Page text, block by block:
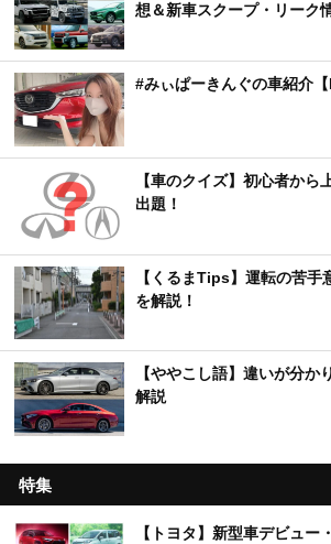
想＆新車スクープ・リーク
#みぃぱーきんぐの車紹介
【車のクイズ】初心者から
出題！
【くるまTips】運転の苦手
を解説！
【ややこし語】違いが分か
解説
特集
【トヨタ】新型車デビュー